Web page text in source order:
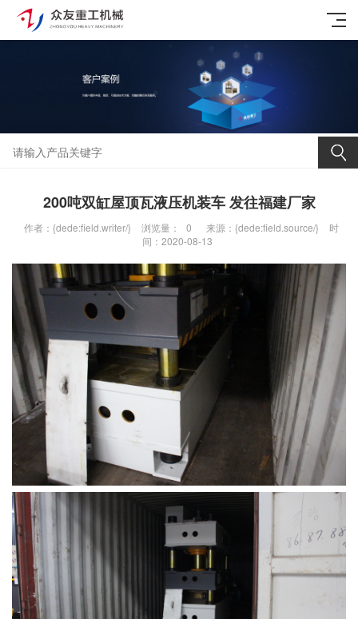
200吨双缸屋顶瓦液压机装车 发往福建厂家
作者：{dede:field.writer/} 浏览量： 0 来源：{dede:field.source/}
时
间：2020-08-13